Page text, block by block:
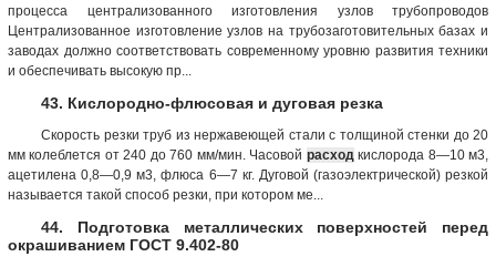
процесса централизованного изготовления узлов трубопроводов
Централизованное изготовление узлов на трубозаготовительных базах и
заводах должно соответствовать современному уровню развития техники
и обеспечивать высокую пр...
43. Кислородно-флюсовая и дуговая резка
Скорость резки труб из нержавеющей стали с толщиной стенки до 20
мм колеблется от 240 до 760 мм/мин. Часовой расход кислорода 8—10 м3,
ацетилена 0,8—0,9 м3, флюса 6—7 кг. Дуговой (газоэлектрической) резкой
называется такой способ резки, при котором ме...
44. Подготовка металлических поверхностей перед
окрашиванием ГОСТ 9.402-80